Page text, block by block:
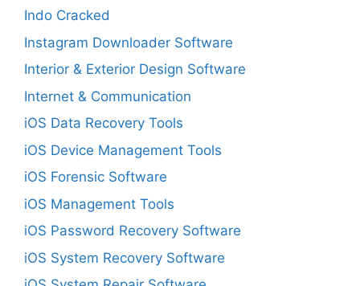
Indo Cracked
Instagram Downloader Software
Interior & Exterior Design Software
Internet & Communication
iOS Data Recovery Tools
iOS Device Management Tools
iOS Forensic Software
iOS Management Tools
iOS Password Recovery Software
iOS System Recovery Software